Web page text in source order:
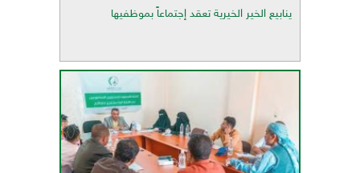
ينابيع الخير الخيرية تعقد إجتماعاً بموظفيها